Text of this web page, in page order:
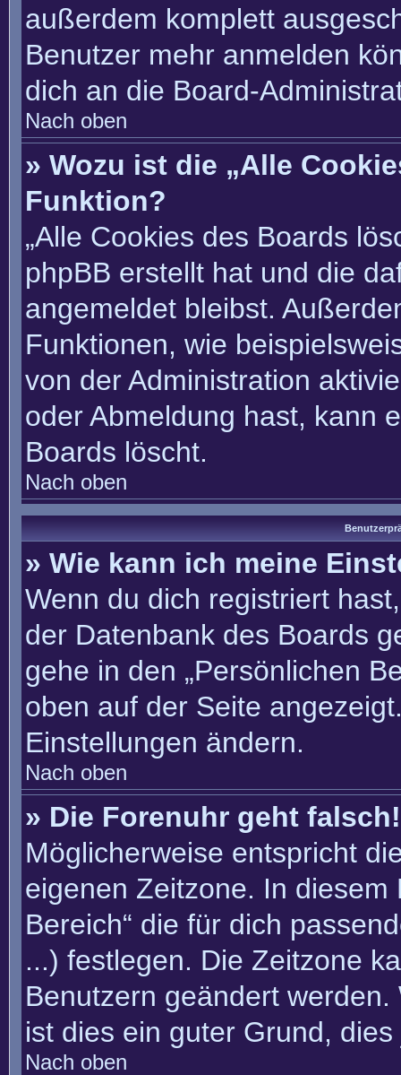
außerdem komplett
Benutzer mehr anmelden
dich an die Board-
Nach oben
» Wozu ist die „Alle
Funktion?
„Alle Cookies des Boards
phpBB erstellt hat und die
angemeldet bleibst.
Funktionen, wie
von der Administration
oder Abmeldung hast, kann
Boards löscht.
Nach oben
» Wie kann ich meine
Wenn du dich registriert
der Datenbank des Boards
gehe in den „Persönlichen
oben auf der Seite
Einstellungen ändern.
Nach oben
» Die Forenuhr geht falsch!
Möglicherweise entspricht
eigenen Zeitzone. In diesem
Bereich“ die für dich
...) festlegen. Die Zeitzone
Benutzern geändert
ist dies ein guter Grund,
Nach oben